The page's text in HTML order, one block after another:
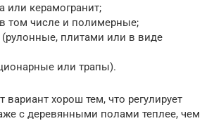
или керамогранит;
том числе и полимерные;
плитами или в виде
или трапы).
хорош тем, что регулирует
с деревянными полами теплее, чем